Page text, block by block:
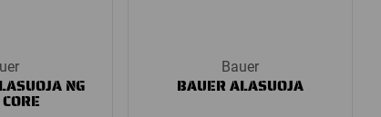
NG
Bauer
BAUER ALASUOJA